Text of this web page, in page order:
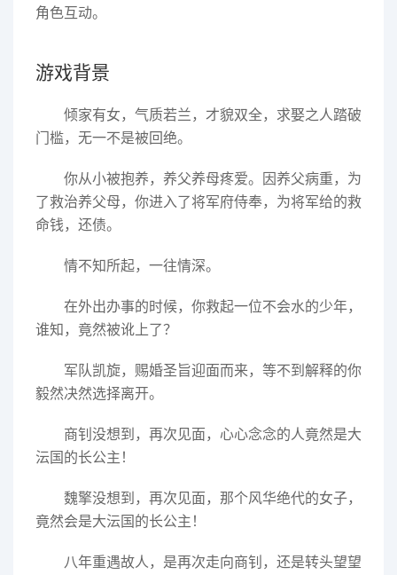
角色互动。
游戏背景
倾家有女，气质若兰，才貌双全，求娶之人踏破
门槛，无一不是被回绝。
你从小被抱养，养父养母疼爱。因养父病重，为
了救治养父母，你进入了将军府侍奉，为将军给的救
命钱，还债。
情不知所起，一往情深。
在外出办事的时候，你救起一位不会水的少年，
谁知，竟然被讹上了？
军队凯旋，赐婚圣旨迎面而来，等不到解释的你
毅然决然选择离开。
商钊没想到，再次见面，心心念念的人竟然是大
沄国的长公主！
魏擎没想到，再次见面，那个风华绝代的女子，
竟然会是大沄国的长公主！
八年重遇故人，是再次走向商钊，还是转头望望